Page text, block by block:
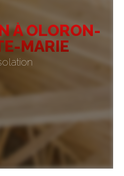
À OLORON-
MARIE